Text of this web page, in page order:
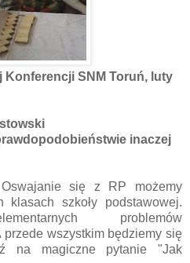
Konferencji SNM Toruń, luty
inaczej
Oswajanie się z RP możemy
szkoły podstawowej.
problemów
przede wszystkim będziemy się
na magiczne pytanie "Jak